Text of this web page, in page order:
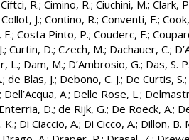
Ciftci, R.; Cimino, R.; Ciuchini, M.; Clark,
Collot, J.; Contino, R.; Conventi, F.;
; Costa Pinto, P.; Couderc, F.;
; Curtin, D.; Czech, M.; Dachauer, C.;
L.; Dam, M.; D’Ambrosio, G.; Das, S.
; de Blas, J.; Debono, C. J.; De Curtis, S.;
; Dell’Acqua, A.; Delle Rose, L.;
D.; de Rijk, G.; De Roeck, A.;
K.; Di Ciaccio, A.; Di Cicco, A.; Dillon, B.